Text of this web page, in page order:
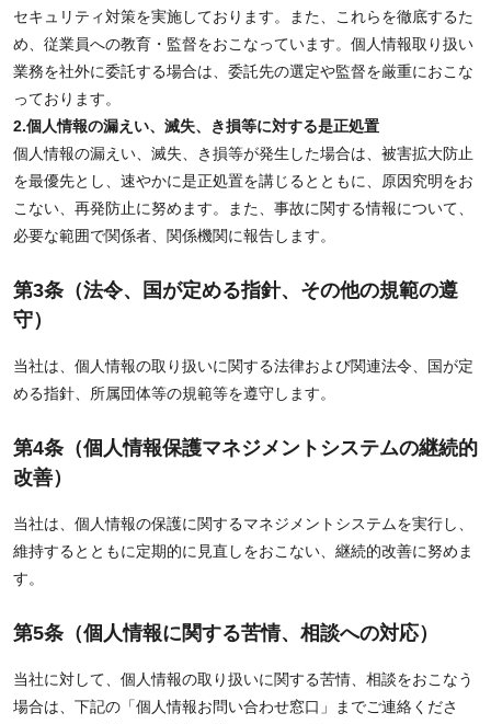
セキュリティ対策を実施しております。また、これらを徹底するた
め、従業員への教育・監督をおこなっています。個人情報取り扱い
業務を社外に委託する場合は、委託先の選定や監督を厳重におこな
っております。
2.個人情報の漏えい、滅失、き損等に対する是正処置
個人情報の漏えい、滅失、き損等が発生した場合は、被害拡大防止
を最優先とし、速やかに是正処置を講じるとともに、原因究明をお
こない、再発防止に努めます。また、事故に関する情報について、
必要な範囲で関係者、関係機関に報告します。
第3条（法令、国が定める指針、その他の規範の遵
守）
当社は、個人情報の取り扱いに関する法律および関連法令、国が定
める指針、所属団体等の規範等を遵守します。
第4条（個人情報保護マネジメントシステムの継続的
改善）
当社は、個人情報の保護に関するマネジメントシステムを実行し、
維持するとともに定期的に見直しをおこない、継続的改善に努めま
す。
第5条（個人情報に関する苦情、相談への対応）
当社に対して、個人情報の取り扱いに関する苦情、相談をおこなう
場合は、下記の「個人情報お問い合わせ窓口」までご連絡くださ